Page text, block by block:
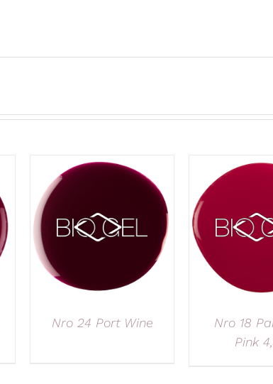
Nro 24 Port Wine
Nro 18
Pink